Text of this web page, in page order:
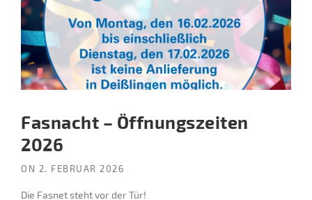
Fasnacht – Öffnungszeiten
2026
ON 2. FEBRUAR 2026
Die Fasnet steht vor der Tür!